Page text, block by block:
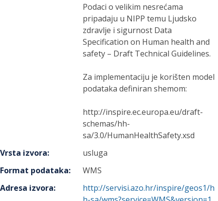
Podaci o velikim nesrećama
pripadaju u NIPP temu Ljudsko
zdravlje i sigurnost Data
Specification on Human health and
safety – Draft Technical Guidelines.
Za implementaciju je korišten model
podataka definiran shemom:
http://inspire.ec.europa.eu/draft-
schemas/hh-
sa/3.0/HumanHealthSafety.xsd
Vrsta izvora:
usluga
Format podataka:
WMS
Adresa izvora:
http://servisi.azo.hr/inspire/geos1/h